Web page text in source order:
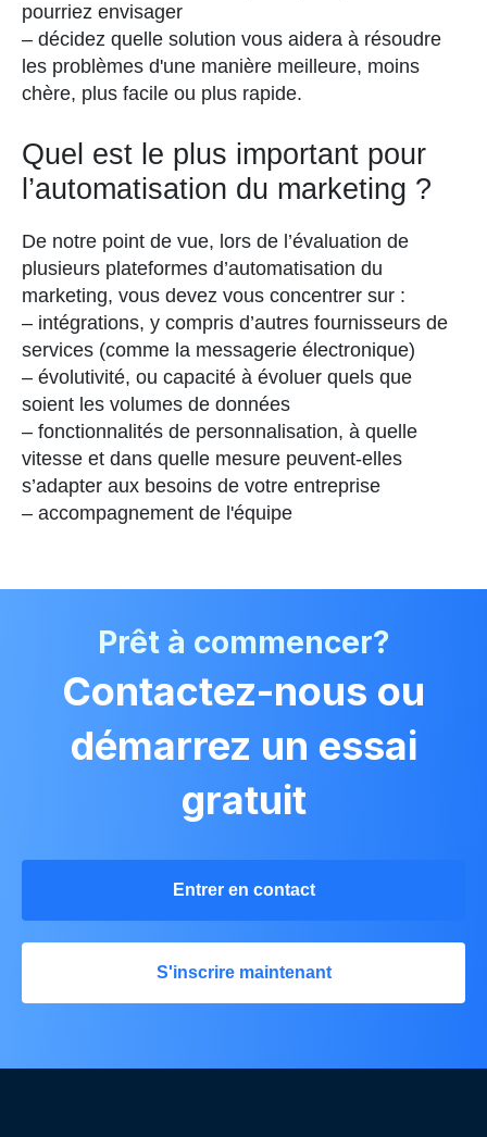
pourriez envisager
– décidez quelle solution vous aidera à résoudre
les problèmes d'une manière meilleure, moins
chère, plus facile ou plus rapide.
Quel est le plus important pour
l’automatisation du marketing ?
De notre point de vue, lors de l’évaluation de
plusieurs plateformes d’automatisation du
marketing, vous devez vous concentrer sur :
– intégrations, y compris d’autres fournisseurs de
services (comme la messagerie électronique)
– évolutivité, ou capacité à évoluer quels que
soient les volumes de données
– fonctionnalités de personnalisation, à quelle
vitesse et dans quelle mesure peuvent-elles
s’adapter aux besoins de votre entreprise
– accompagnement de l'équipe
Prêt à commencer?
Contactez-nous ou
démarrez un essai
gratuit
Entrer en contact
S'inscrire maintenant